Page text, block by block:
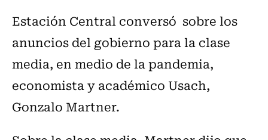
Estación Central conversó sobre los
anuncios del gobierno para la clase
media, en medio de la pandemia,
economista y académico Usach,
Gonzalo Martner.